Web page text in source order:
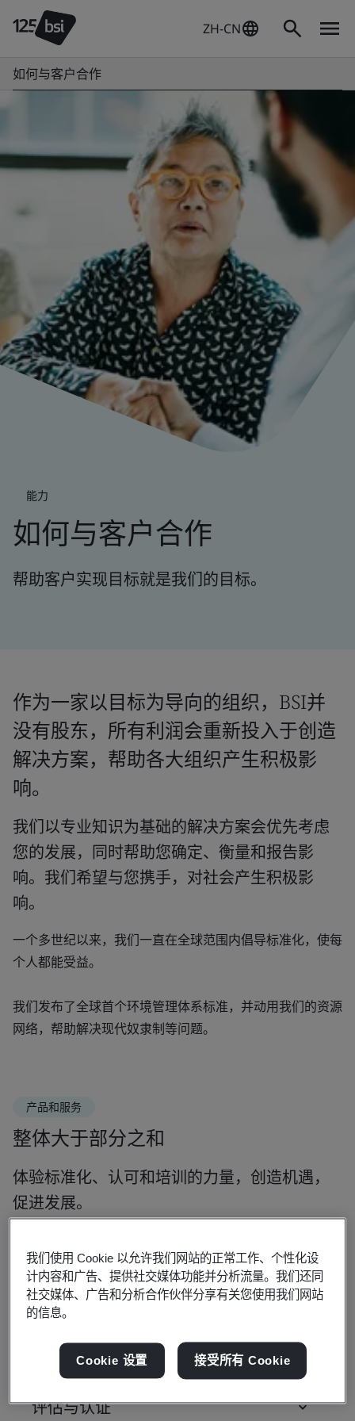
ZH-CN
如何与客户合作
能力
如何与客户合作
帮助客户实现目标就是我们的目标。
作为一家以目标为导向的组织，BSI并
没有股东，所有利润会重新投入于创造
解决方案，帮助各大组织产生积极影
响。
我们以专业知识为基础的解决方案会优先考虑
您的发展，同时帮助您确定、衡量和报告影
响。我们希望与您携手，对社会产生积极影
响。
一个多世纪以来，我们一直在全球范围内倡导标准化，使每
个人都能受益。
我们发布了全球首个环境管理体系标准，并动用我们的资源
网络，帮助解决现代奴隶制等问题。
产品和服务
整体大于部分之和
体验标准化、认可和培训的力量，创造机遇，
促进发展。
标准
培训课程和个人资质
评估与认证
我们使用 Cookie 以允许我们网站的正常工作、个性化设
计内容和广告、提供社交媒体功能并分析流量。我们还同
社交媒体、广告和分析合作伙伴分享有关您使用我们网站
的信息。
Cookie 设置 接受所有 Cookie